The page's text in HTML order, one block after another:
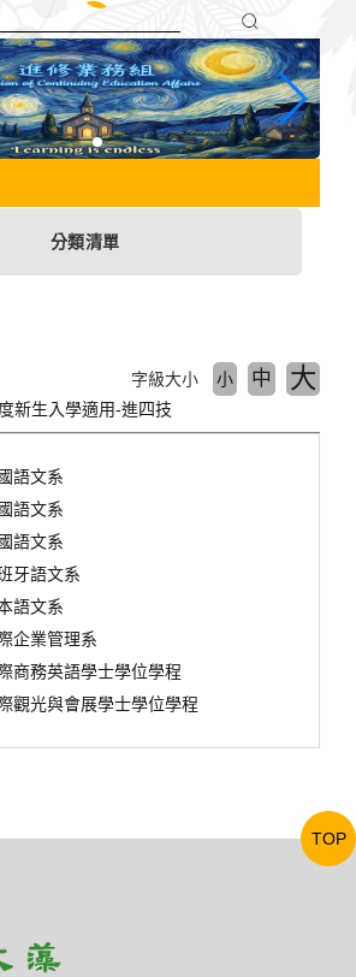
分類清單
新生入學適用-進四技
字級大小 小 中 大
語文系
語文系
語文系
牙語文系
語文系
企業管理系
商務英語學士學位學程
觀光與會展學士學位學程
TOP